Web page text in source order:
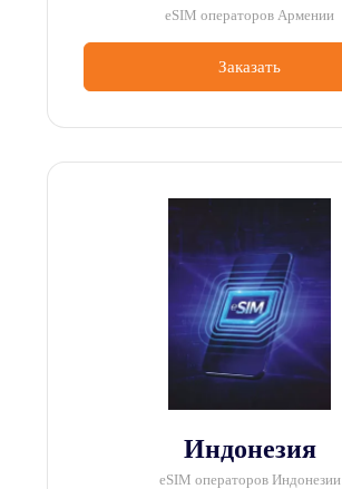
eSIM операторов Армении
Заказать
Индонезия
eSIM операторов Индонезии